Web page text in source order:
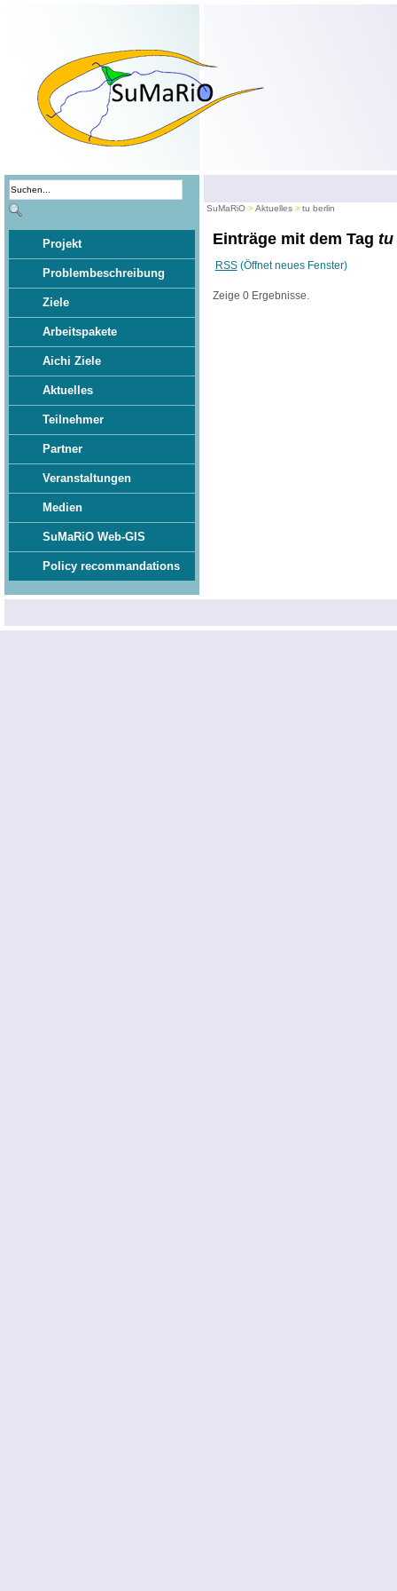
Projekt
Problembeschreibung
Ziele
Arbeitspakete
Aichi Ziele
Aktuelles
Teilnehmer
Partner
Veranstaltungen
Medien
SuMaRiO Web-GIS
Policy recommandations
SuMaRiO Aktuelles tu berlin
Einträge mit dem Tag tu
RSS (Öffnet neues Fenster)
Zeige 0 Ergebnisse.